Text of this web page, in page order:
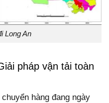
Long An
pháp vận tải toàn
hàng đang ngày